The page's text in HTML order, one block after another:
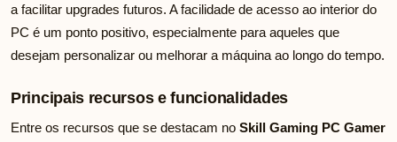
a facilitar upgrades futuros. A facilidade de acesso ao interior do
PC é um ponto positivo, especialmente para aqueles que
desejam personalizar ou melhorar a máquina ao longo do tempo.
Principais recursos e funcionalidades
Entre os recursos que se destacam no Skill Gaming PC Gamer